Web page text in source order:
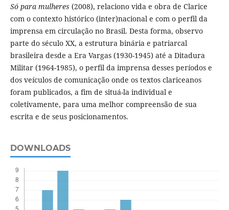
Só para mulheres (2008), relaciono vida e obra de Clarice
com o contexto histórico (inter)nacional e com o perfil da
imprensa em circulação no Brasil. Desta forma, observo
parte do século XX, a estrutura binária e patriarcal
brasileira desde a Era Vargas (1930-1945) até a Ditadura
Militar (1964-1985), o perfil da imprensa desses períodos e
dos veículos de comunicação onde os textos clariceanos
foram publicados, a fim de situá-la individual e
coletivamente, para uma melhor compreensão de sua
escrita e de seus posicionamentos.
DOWNLOADS